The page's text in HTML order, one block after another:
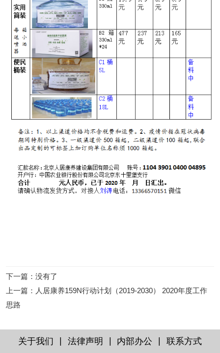
下一篇 ：没有了
上一篇 ： 人居康养159N行动计划（2019-2030） 2020年度工作
思路
关于我们 法律声明 内部办公 联系方式